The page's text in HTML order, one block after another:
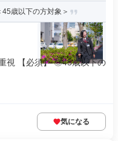
歳以下の方対象＞
視 【必須】 ◎45歳以下の
気になる